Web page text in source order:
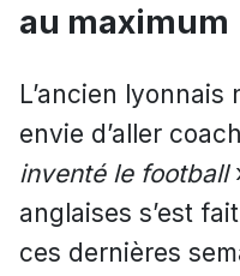
au maximum
L’ancien lyonnais
envie d’aller
inventé le football
anglaises s’est
ces dernières